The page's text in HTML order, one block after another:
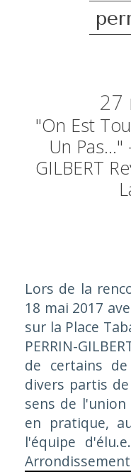
27
"On Est
Un Pas..."
GILBERT
Lors de la
18 mai 2017
sur la Place
PERRIN-
de certains
divers partis
sens de
en pratique,
l'équipe